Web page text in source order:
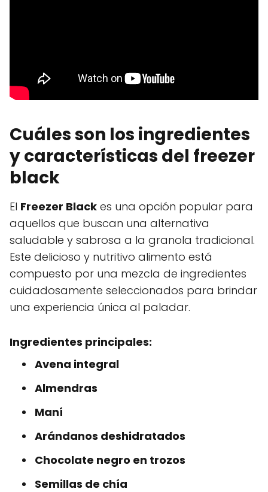
Cuáles son los ingredientes
y características del freezer
black
El Freezer Black es una opción popular para
aquellos que buscan una alternativa
saludable y sabrosa a la granola tradicional.
Este delicioso y nutritivo alimento está
compuesto por una mezcla de ingredientes
cuidadosamente seleccionados para brindar
una experiencia única al paladar.
Ingredientes principales:
Avena integral
Almendras
Maní
Arándanos deshidratados
Chocolate negro en trozos
Semillas de chía